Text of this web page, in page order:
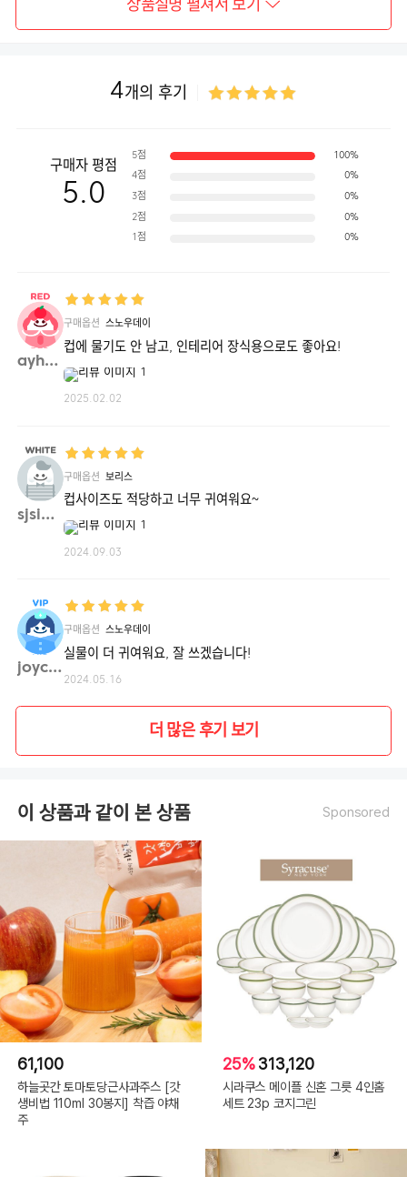
귀여운 캐릭터가 달린 스탠드에 컵을 거치하여 건조 위생적인 사용이 가능합니다.
상품설명 펼쳐서 보기
4개의 후기
구매자 평점
5.0
5점 100%
4점 0%
3점 0%
2점 0%
1점 0%
ayhso**
구매옵션 스노우데이
컵에 물기도 안 남고, 인테리어 장식용으로도 좋아요!
2025.02.02
sjsim**
구매옵션 보리스
컵사이즈도 적당하고 너무 귀여워요~
2024.09.03
joyce**
구매옵션 스노우데이
실물이 더 귀여워요, 잘 쓰겠습니다!
2024.05.16
더 많은 후기 보기
이 상품과 같이 본 상품 Sponsored
61,100
하늘곳간 토마토당근사과주스 [갓
생비법 110ml 30봉지] 착즙 야채
주
25%313,120
시라쿠스 메이플 신혼 그릇 4인홈
세트 23p 코지그린